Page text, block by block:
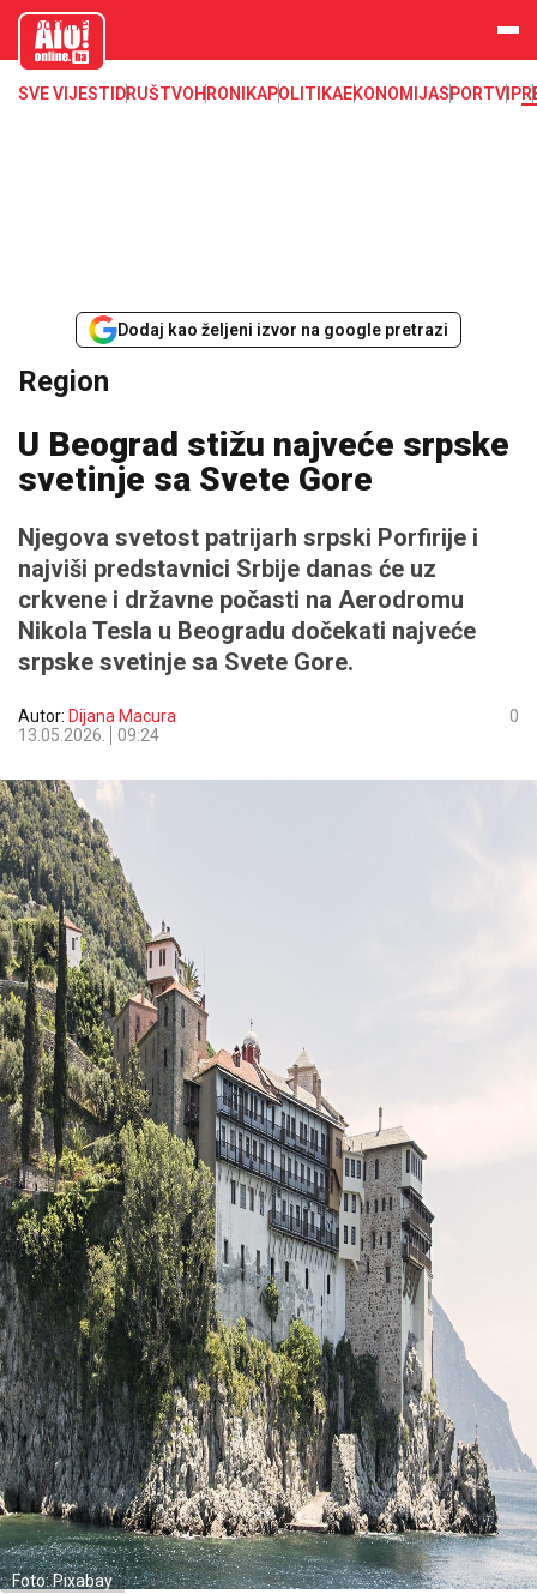
aloonline.b
SVE VIJESTI DRUŠTVOHRONIKAPOLITIKAEKONOMIJASPORTVIP
Dodaj kao željeni izvor na google pretrazi
Region
U Beograd stižu najveće srpske
svetinje sa Svete Gore
Njegova svetost patrijarh srpski Porfirije i
najviši predstavnici Srbije danas će uz
crkvene i državne počasti na Aerodromu
Nikola Tesla u Beogradu dočekati najveće
srpske svetinje sa Svete Gore.
Autor: Dijana Macura
13.05.2026.
09:24
0
Foto: Pixabay